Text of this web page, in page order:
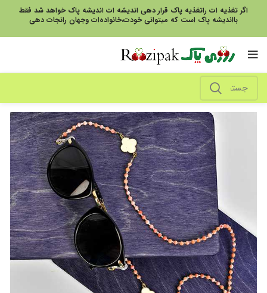
اگر تغذیه ات راتغذیه پاک قرار دهی اندیشه ات اندیشه پاک خواهد شد فقط
بااندیشه پاک است که میتوانی خودت،خانواده‌ات وجهان رانجات دهی